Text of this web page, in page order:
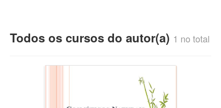
Todos os cursos do autor(a) 1 no total